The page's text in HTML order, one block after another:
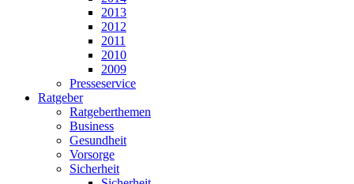
2013
2012
2011
2010
2009
Presseservice
Ratgeber
Ratgeberthemen
Business
Gesundheit
Vorsorge
Sicherheit